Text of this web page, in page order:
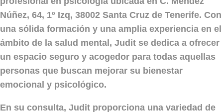
Núñez, 64, 1º Izq, 38002 Santa Cruz de Tenerife. Con
una sólida formación y una amplia experiencia en el
ámbito de la salud mental, Judit se dedica a ofrecer
un espacio seguro y acogedor para todas aquellas
personas que buscan mejorar su bienestar
emocional y psicológico.
En su consulta, Judit proporciona una variedad de